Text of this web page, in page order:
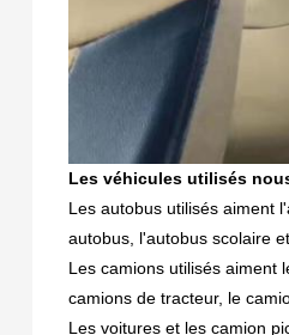
Les véhicules utilisés
Les autobus utilisés aiment
autobus, l'autobus scolaire
Les camions utilisés aiment
camions de tracteur, le
Les voitures et les camion